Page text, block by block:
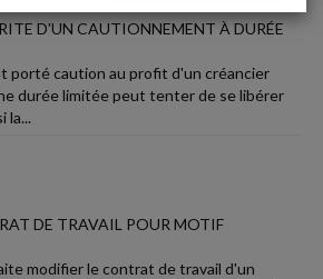
D'UN CAUTIONNEMENT À DURÉE
porté caution au profit d'un créancier
durée limitée peut tenter de se libérer
la...
DE TRAVAIL POUR MOTIF
modifier le contrat de travail d'un